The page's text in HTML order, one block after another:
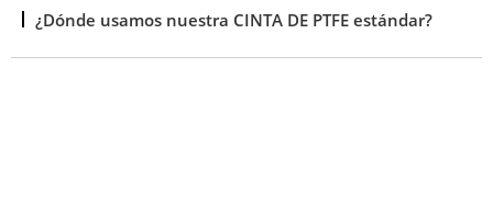
¿Dónde usamos nuestra CINTA DE PTFE estándar?